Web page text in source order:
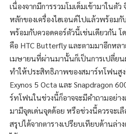
เนื่องจากมีการรวมโมเด็มเข้ามาในตั
หลักของเครื่องไฮเอนด์ไปแล้วพร้อม
พร้อมกับควอดคอร์ตัวนี้เช่นเดียวกัน โ
คือ HTC Butterfly และตามมาอีกหล
เมษายนที่ผ่านมานั้นก็เป็นการเปลี่ย
ทำให้ประสิทธิภาพของสมาร์ทโฟนสู
Exynos 5 Octa และ Snapdragon
ร์ทโฟนในช่วงนี้ก็อาจจะมีคำถามอย่
มามีจุดเด่นจุดด้อย หรือช่วงนี้ควรจะเ
สรุปได้จากตารางเปรียบเทียบด้านล่